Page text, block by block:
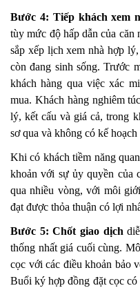
Bước 4: Tiếp khách xem
tùy mức độ hấp dẫn của
sắp xếp lịch xem nhà hợp
còn đang sinh sống. Trước
khách hàng qua việc xác
mua. Khách hàng nghiêm
lý, kết cấu và giá cả, trong
sơ qua và không có kế hoạch
Khi có khách tiềm năng
khoản với sự ủy quyền của
qua nhiều vòng, với môi
đạt được thỏa thuận có lợi
Bước 5: Chốt giao dịch
thống nhất giá cuối cùng.
cọc với các điều khoản bảo
Buổi ký hợp đồng đặt cọc có